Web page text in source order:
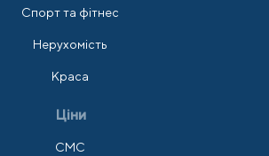
Спорт та фітнес
Нерухомість
Краса
Ціни
СМС